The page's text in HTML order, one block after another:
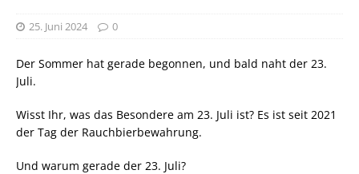
25. Juni 2024 0
Der Sommer hat gerade begonnen, und bald naht der 23.
Juli.
Wisst Ihr, was das Besondere am 23. Juli ist? Es ist seit 2021
der Tag der Rauchbierbewahrung.
Und warum gerade der 23. Juli?